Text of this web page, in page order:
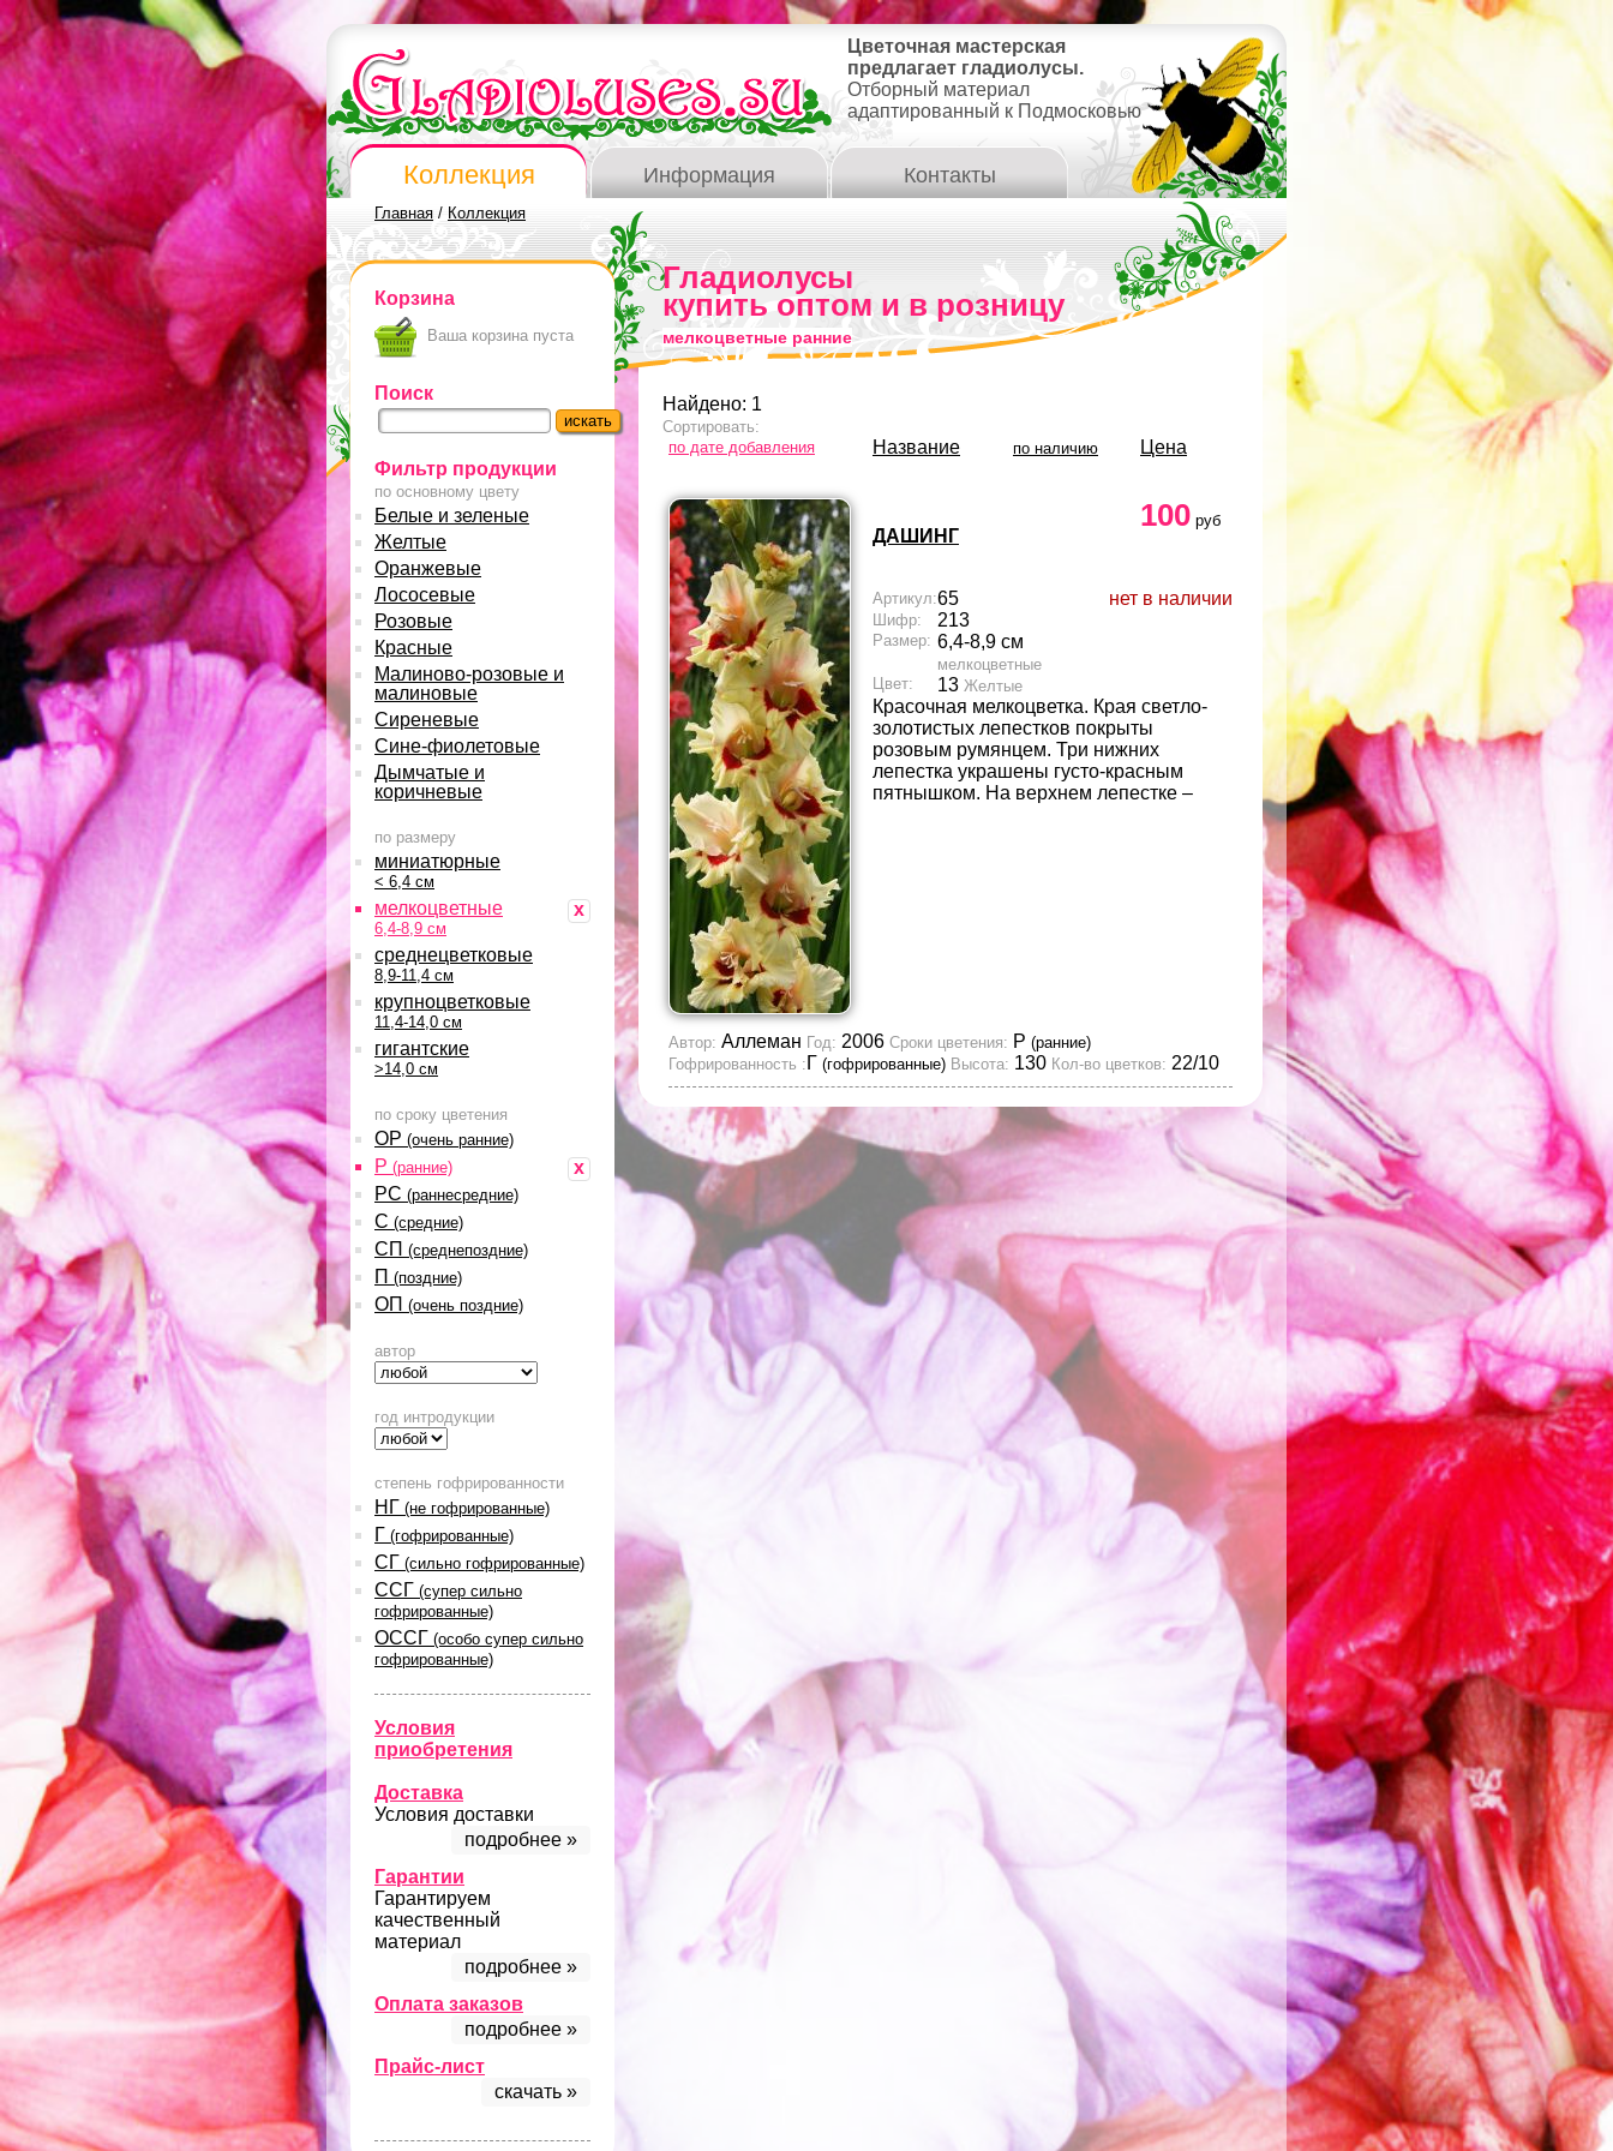
Цветочная мастерская
предлагает гладиолусы.
Отборный материал
адаптированный к Подмосковью
Коллекция Информация Контакты
Главная / Коллекция
Корзина
Ваша корзина пуста
Поиск
Фильтр продукции
по основному цвету
Белые и зеленые
Желтые
Оранжевые
Лососевые
Розовые
Красные
Малиново-розовые и
малиновые
Сиреневые
Сине-фиолетовые
Дымчатые и
коричневые
по размеру
миниатюрные
< 6,4 см
x
мелкоцветные
6,4-8,9 см
среднецветковые
8,9-11,4 см
крупноцветковые
11,4-14,0 см
гигантские
>14,0 см
по сроку цветения
ОР (очень ранние)
x
Р (ранние)
РС (раннесредние)
С (средние)
СП (среднепоздние)
П (поздние)
ОП (очень поздние)
автор
год интродукции
степень гофрированности
НГ (не гофрированные)
Г (гофрированные)
СГ (сильно гофрированные)
ССГ (супер сильно
гофрированные)
ОССГ (особо супер сильно
гофрированные)
Условия
приобретения
Доставка
Условия доставки
подробнее »
Гарантии
Гарантируем
качественный
материал
подробнее »
Оплата заказов
подробнее »
Прайс-лист
скачать »
Гладиолусы
купить оптом и в розницу
мелкоцветные ранние
Найдено: 1
Сортировать:
по дате добавления
Название по наличию Цена
ДАШИНГ
100 руб
нет в наличии
Артикул:65
Шифр: 213
Размер: 6,4-8,9 см
мелкоцветные
Цвет:
13 Желтые
Красочная мелкоцветка. Края светло-
золотистых лепестков покрыты
розовым румянцем. Три нижних
лепестка украшены густо-красным
пятнышком. На верхнем лепестке –
Автор: Аллеман Год: 2006 Сроки цветения: Р (ранние)
Гофрированность : Г (гофрированные) Высота: 130 Кол-во цветков: 22/10